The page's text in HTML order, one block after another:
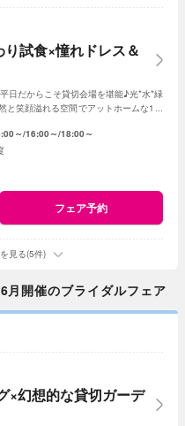
り試食×憧れドレス＆
日だからこそ貸切会場を堪能♪光*水*緑
と笑顔溢れる空間でアットホームな1日
～ 16:00～ 18:00～
フェア予約
見る(5件)
開催のブライダルフェア
×幻想的な貸切ガーデ